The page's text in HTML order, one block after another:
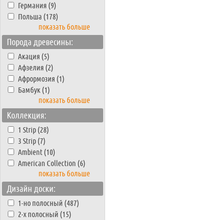
Германия (9)
Польша (178)
показать больше
Порода древесины:
Акация (5)
Афзелия (2)
Афрормозия (1)
Бамбук (1)
показать больше
Коллекция:
1 Strip (28)
3 Strip (7)
Ambient (10)
American Collection (6)
показать больше
Дизайн доски:
1-но полосный (487)
2-х полосный (15)